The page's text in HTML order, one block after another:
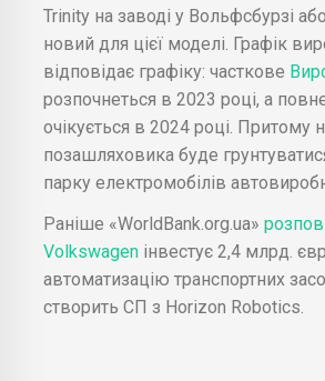
Trinity на заводі у Вольфсбурзі
новий для цієї моделі. Графік
відповідає графіку: часткове
розпочнеться в 2023 році, а
очікується в 2024 році. Притому
позашляховика буде
парку електромобілів
Раніше «WorldBank.org.ua»
Volkswagen інвестує 2,4 млрд.
автоматизацію транспортних
створить СП з Horizon Robotics.